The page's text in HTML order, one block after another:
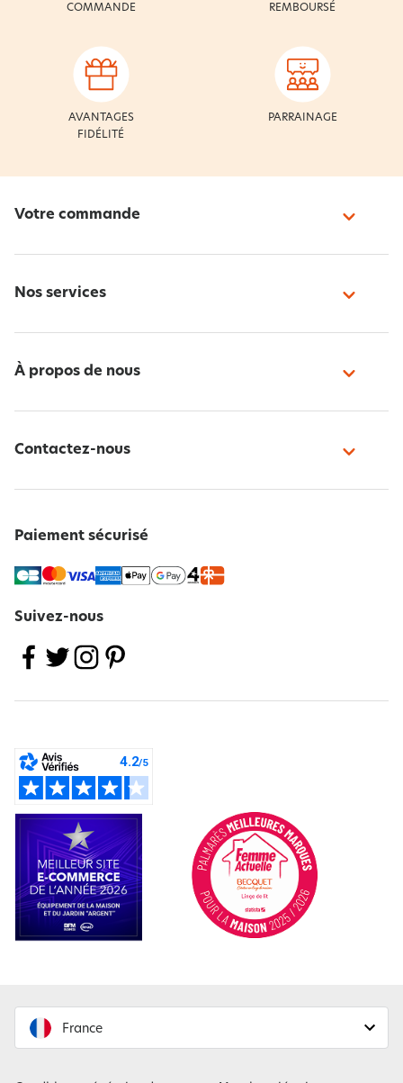
COMMANDE
REMBOURSÉ
AVANTAGES
FIDÉLITÉ
PARRAINAGE
Votre commande
Nos services
À propos de nous
Contactez-nous
Paiement sécurisé
Suivez-nous
France